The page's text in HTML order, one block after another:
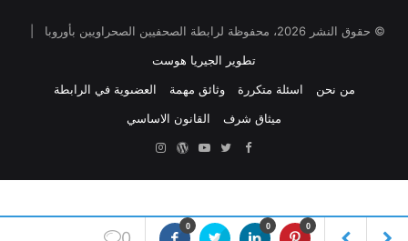
© حقوق النشر 2026، محفوظة لرابطة الصحفيين الصحراويين بأوروبا |
تطوير الجيريا هوست
من نحن
اسئلة متكررة وثائق مهمة
العضىوية في الرابطة
ميثاق شرف
القانون الاساسي
Facebook
Twitter
YouTubeووردبريس
0 0 0